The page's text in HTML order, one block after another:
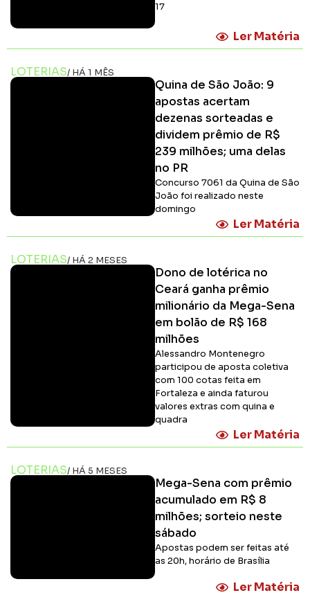
17
Ler Matéria
LOTERIAS/ HÁ 1 MÊS
Quina de São João: 9
apostas acertam
dezenas sorteadas e
dividem prêmio de R$
239 milhões; uma delas
no PR
Concurso 7061 da Quina de São
João foi realizado neste
domingo
Ler Matéria
LOTERIAS/ HÁ 2 MESES
Dono de lotérica no
Ceará ganha prêmio
milionário da Mega-Sena
em bolão de R$ 168
milhões
Alessandro Montenegro
participou de aposta coletiva
com 100 cotas feita em
Fortaleza e ainda faturou
valores extras com quina e
quadra
Ler Matéria
LOTERIAS/ HÁ 5 MESES
Mega-Sena com prêmio
acumulado em R$ 8
milhões; sorteio neste
sábado
Apostas podem ser feitas até
as 20h, horário de Brasília
Ler Matéria